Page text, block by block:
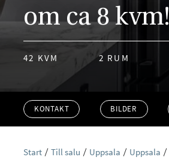
om ca 8 kvm!
42 KVM 2 RUM
KONTAKT BILDER
Start Till salu Uppsala Uppsala